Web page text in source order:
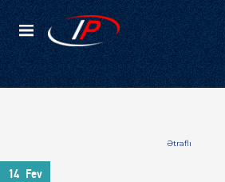
Kateqoriyalar
Ətraflı
14
Fev